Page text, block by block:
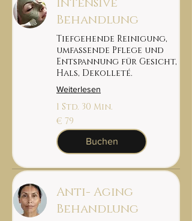
Behandlung
Tiefgehende Reinigung,
umfassende Pflege und
Entspannung für Gesicht,
Hals, Dekolleté.
Weiterlesen
1 Std. 30 Min.
79
euro
€ 79
Buchen
Anti- Aging
Behandlung